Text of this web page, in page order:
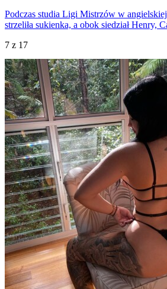
Podczas studia Ligi Mistrzów w
strzeliła sukienka, a obok siedział Henry,
7 z 17